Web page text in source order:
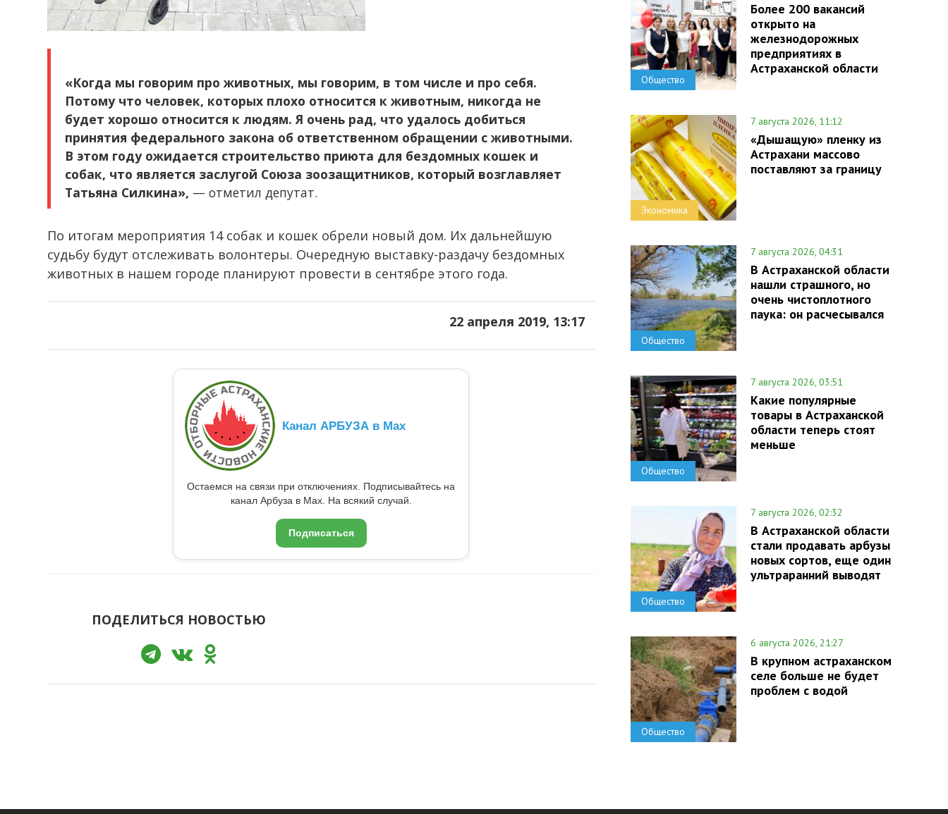
«Когда мы говорим про животных, мы говорим, в том числе и про себя.
Потому что человек, которых плохо относится к животным, никогда не
будет хорошо относится к людям. Я очень рад, что удалось добиться
принятия федерального закона об ответственном обращении с животными.
В этом году ожидается строительство приюта для бездомных кошек и
собак, что является заслугой Союза зоозащитников, который возглавляет
Татьяна Силкина», — отметил депутат.
По итогам мероприятия 14 собак и кошек обрели новый дом. Их дальнейшую
судьбу будут отслеживать волонтеры. Очередную выставку-раздачу бездомных
животных в нашем городе планируют провести в сентябре этого года.
22 апреля 2019, 13:17
Канал АРБУЗА в Max
Остаемся на связи при отключениях. Подписывайтесь на
канал Арбуза в Max. На всякий случай.
Подписаться
ПОДЕЛИТЬСЯ НОВОСТЬЮ
Общество
Более 200 вакансий
открыто на
железнодорожных
предприятиях в
Астраханской области
Экономика
7 августа 2026, 11:12
«Дышащую» пленку из
Астрахани массово
поставляют за границу
Общество
7 августа 2026, 04:31
В Астраханской области
нашли страшного, но
очень чистоплотного
паука: он расчесывался
Общество
7 августа 2026, 03:51
Какие популярные
товары в Астраханской
области теперь стоят
меньше
Общество
7 августа 2026, 02:32
В Астраханской области
стали продавать арбузы
новых сортов, еще один
ультраранний выводят
Общество
6 августа 2026, 21:27
В крупном астраханском
селе больше не будет
проблем с водой